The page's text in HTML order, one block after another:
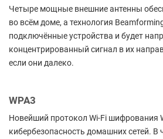
Четыре мощные внешние антенны
во всём доме, а технология
подключённые устройства и будет
концентрированный сигнал в их
если они далеко.
WPA3
Новейший протокол Wi-Fi шифрования
кибербезопасность домашних сетей. В